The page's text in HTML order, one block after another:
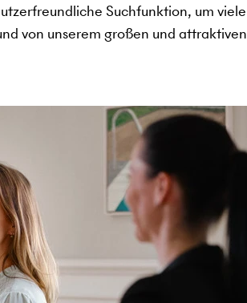
Suchfunktion, um viele
von unserem großen und attraktiven